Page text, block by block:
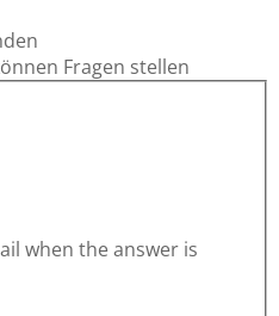
Fragen stellen
when the answer is